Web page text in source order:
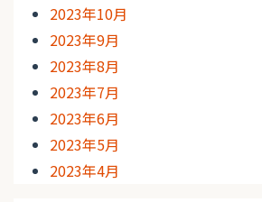
2023年10月
2023年9月
2023年8月
2023年7月
2023年6月
2023年5月
2023年4月